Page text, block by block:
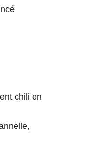
chili en